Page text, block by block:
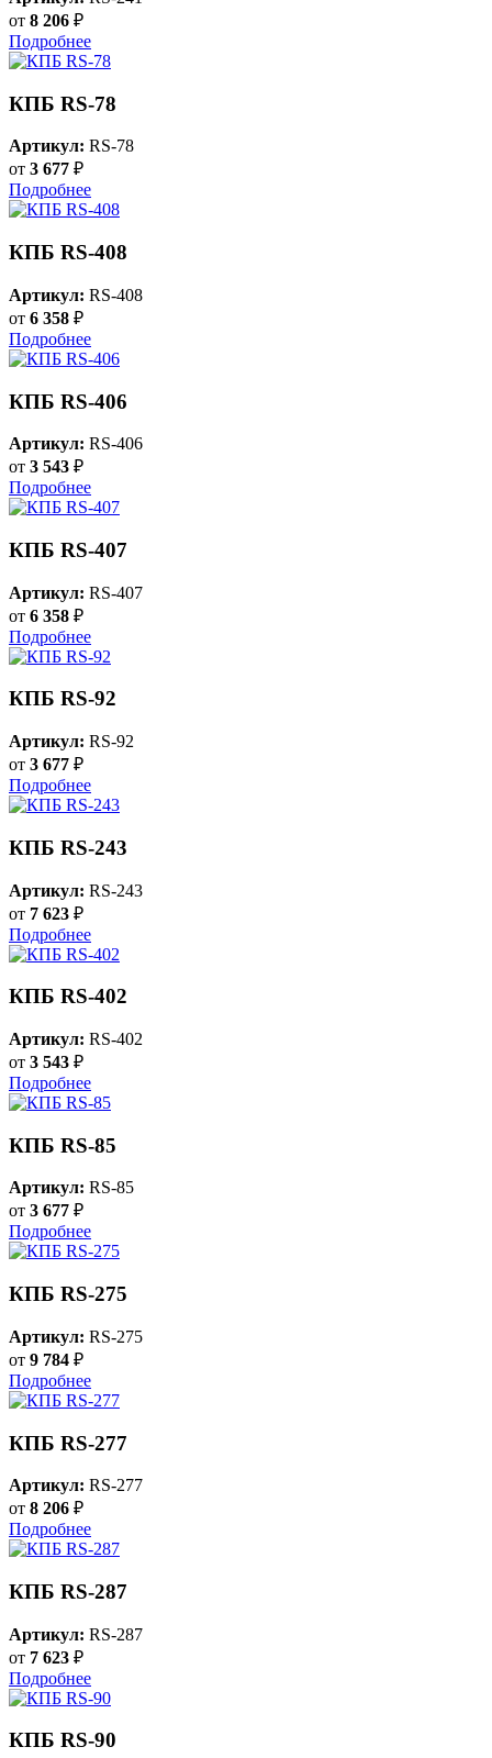
от 8 206 ₽
Подробнее
КПБ RS-78
Артикул: RS-78
от 3 677 ₽
Подробнее
КПБ RS-408
Артикул: RS-408
от 6 358 ₽
Подробнее
КПБ RS-406
Артикул: RS-406
от 3 543 ₽
Подробнее
КПБ RS-407
Артикул: RS-407
от 6 358 ₽
Подробнее
КПБ RS-92
Артикул: RS-92
от 3 677 ₽
Подробнее
КПБ RS-243
Артикул: RS-243
от 7 623 ₽
Подробнее
КПБ RS-402
Артикул: RS-402
от 3 543 ₽
Подробнее
КПБ RS-85
Артикул: RS-85
от 3 677 ₽
Подробнее
КПБ RS-275
Артикул: RS-275
от 9 784 ₽
Подробнее
КПБ RS-277
Артикул: RS-277
от 8 206 ₽
Подробнее
КПБ RS-287
Артикул: RS-287
от 7 623 ₽
Подробнее
КПБ RS-90